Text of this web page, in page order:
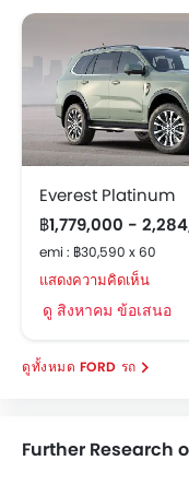
พวงมาลัยปรับระดั
ล้ออัลลอย
ระบบสัญญานกัน
นาฬิกาแบบดิจิตอล
หน้าปัดบอกระยะทางแ
ระบบกระจายแรง
ไฟเตือนสถานะเครื่
ระบบทำความร้อน
พนักพิงด้านคนขับปรับ
เสาอากาศวิทยุแบบฝัง, สั้น ห
ระบบควบคุมประตูแบบ
กระจกไฟฟ้าด้านห
ช่องปรับอากาศต
Everest Platinum
฿1,779,000 -
emi : ฿30,590 x 60
แสดงความคิดเห็น
ดู สิงหาคม ข้อเสนอ
FORD รถ
Further Research